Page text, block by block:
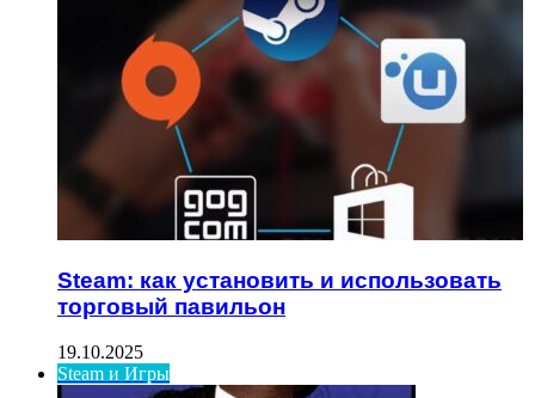
Steam: как установить и использовать
торговый павильон
19.10.2025
Steam и Игры